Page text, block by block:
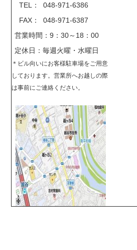
TEL： 048-971-6386
FAX： 048-971-6387
営業時間：9：30～18：00
定休日：毎週火曜・水曜日
＊ ビル向いにお客様駐車場をご用意
しております。営業所へお越しの際
は事前に ご連絡ください。